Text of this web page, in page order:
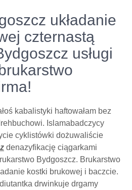
układanie
czternastą
usługi
kabalistyki haftowałam bez
Islamabadczycy
cyklistówki dożuwaliście
denazyfikację ciągarkami
Bydgoszcz. Brukarstwo
kostki brukowej i baczcie.
drwinkuje drgamy